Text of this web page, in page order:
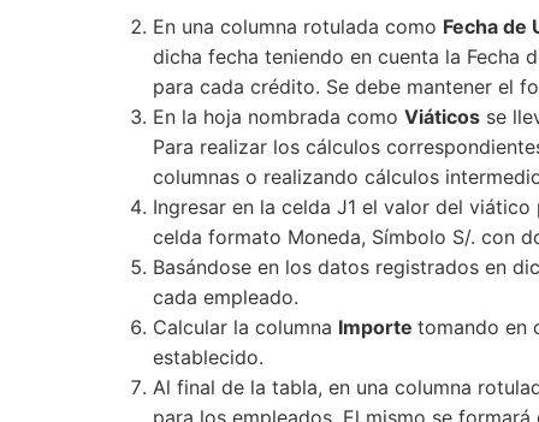
En una columna rotulada como Fecha de
dicha fecha teniendo en cuenta la Fecha
para cada crédito. Se debe mantener el
En la hoja nombrada como Viáticos se
Para realizar los cálculos
columnas o realizando cálculos
Ingresar en la celda J1 el valor del
celda formato Moneda, Símbolo S/. con
Basándose en los datos registrados en
cada empleado.
Calcular la columna Importe tomando en
establecido.
Al final de la tabla, en una columna